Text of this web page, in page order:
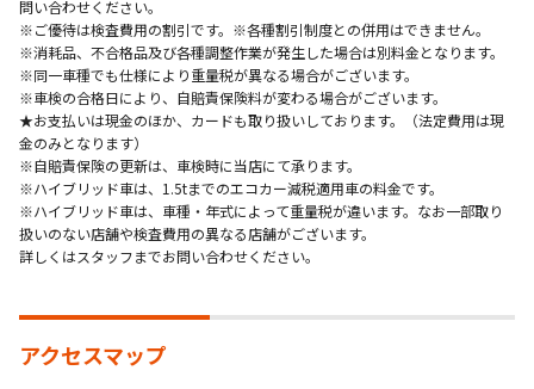
問い合わせください。
※ご優待は検査費用の割引です。※各種割引制度との併用はできません。
※消耗品、不合格品及び各種調整作業が発生した場合は別料金となります。
※同一車種でも仕様により重量税が異なる場合がございます。
※車検の合格日により、自賠責保険料が変わる場合がございます。
★お支払いは現金のほか、カードも取り扱いしております。（法定費用は現
金のみとなります）
※自賠責保険の更新は、車検時に当店にて承ります。
※ハイブリッド車は、1.5tまでのエコカー減税適用車の料金です。
※ハイブリッド車は、車種・年式によって重量税が違います。なお一部取り
扱いのない店舗や検査費用の異なる店舗がございます。
詳しくはスタッフまでお問い合わせください。
アクセスマップ